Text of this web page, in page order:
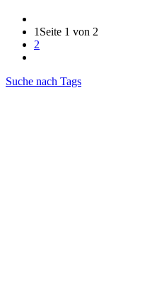
1 Seite 1 von 2
2
Suche nach Tags